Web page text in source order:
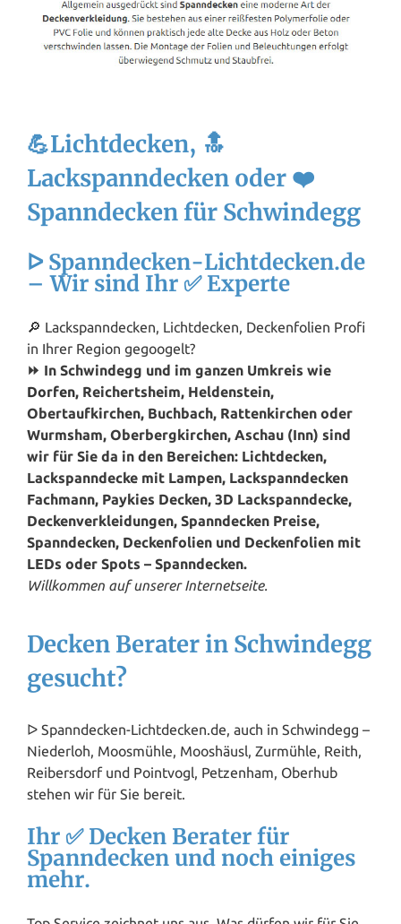
💪Lichtdecken, 🔝
Lackspanndecken oder ❤️
Spanndecken für Schwindegg
ᐅ Spanndecken-Lichtdecken.de
– Wir sind Ihr ✅ Experte
🔎 Lackspanndecken, Lichtdecken, Deckenfolien Profi
in Ihrer Region gegoogelt?
⏩ In Schwindegg und im ganzen Umkreis wie
Dorfen, Reichertsheim, Heldenstein,
Obertaufkirchen, Buchbach, Rattenkirchen oder
Wurmsham, Oberbergkirchen, Aschau (Inn) sind
wir für Sie da in den Bereichen: Lichtdecken,
Lackspanndecke mit Lampen, Lackspanndecken
Fachmann, Paykies Decken, 3D Lackspanndecke,
Deckenverkleidungen, Spanndecken Preise,
Spanndecken, Deckenfolien und Deckenfolien mit
LEDs oder Spots – Spanndecken.
Willkommen auf unserer Internetseite.
Decken Berater in Schwindegg
gesucht?
ᐅ Spanndecken-Lichtdecken.de, auch in Schwindegg –
Niederloh, Moosmühle, Mooshäusl, Zurmühle, Reith,
Reibersdorf und Pointvogl, Petzenham, Oberhub
stehen wir für Sie bereit.
Ihr ✅ Decken Berater für
Spanndecken und noch einiges
mehr.